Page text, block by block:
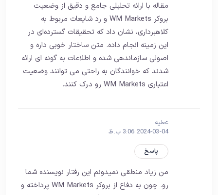
مقاله با ارائه تحلیلی جامع و دقیق از وضعیت
بروکر WM Markets و رد شایعات مربوط به
کلاهبرداری، نشان داد که تحقیقات گسترده‌ای در
این زمینه انجام داده. متن ساختار خوبی داره و
اصولی سازماندهی شده و اطلاعات به گونه‌ ای ارائه
شدند که خوانندگان به راحتی می‌ توانند وضعیت
اعتباری WM Markets رو درک کنند.
عطیه
2024-03-04 3:06 ب.ظ
پاسخ
من زیاد منطقی نمیدونم این رفتار نویسنده شما
رو. چون به دفاع از بروکر WM Markets پرداخته و